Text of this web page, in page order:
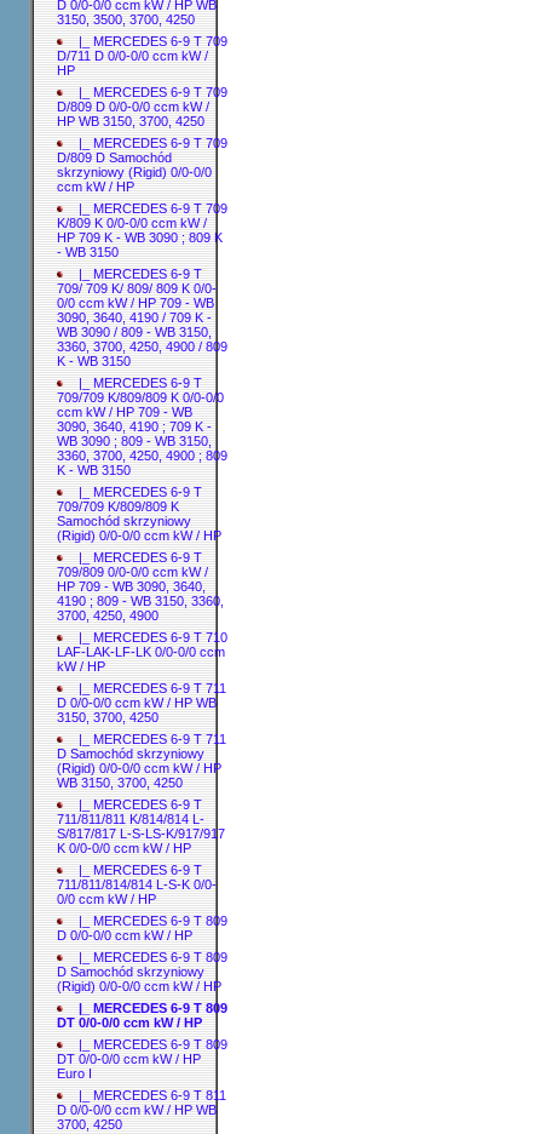
D 0/0-0/0 ccm kW / HP WB
3150, 3500, 3700, 4250
|_ MERCEDES 6-9 T 709
D/711 D 0/0-0/0 ccm kW /
HP
|_ MERCEDES 6-9 T 709
D/809 D 0/0-0/0 ccm kW /
HP WB 3150, 3700, 4250
|_ MERCEDES 6-9 T 709
D/809 D Samochód
skrzyniowy (Rigid) 0/0-0/0
ccm kW / HP
|_ MERCEDES 6-9 T 709
K/809 K 0/0-0/0 ccm kW /
HP 709 K - WB 3090 ; 809 K
- WB 3150
|_ MERCEDES 6-9 T
709/ 709 K/ 809/ 809 K 0/0-
0/0 ccm kW / HP 709 - WB
3090, 3640, 4190 / 709 K -
WB 3090 / 809 - WB 3150,
3360, 3700, 4250, 4900 / 809
K - WB 3150
|_ MERCEDES 6-9 T
709/709 K/809/809 K 0/0-0/0
ccm kW / HP 709 - WB
3090, 3640, 4190 ; 709 K -
WB 3090 ; 809 - WB 3150,
3360, 3700, 4250, 4900 ; 809
K - WB 3150
|_ MERCEDES 6-9 T
709/709 K/809/809 K
Samochód skrzyniowy
(Rigid) 0/0-0/0 ccm kW / HP
|_ MERCEDES 6-9 T
709/809 0/0-0/0 ccm kW /
HP 709 - WB 3090, 3640,
4190 ; 809 - WB 3150, 3360,
3700, 4250, 4900
|_ MERCEDES 6-9 T 710
LAF-LAK-LF-LK 0/0-0/0 ccm
kW / HP
|_ MERCEDES 6-9 T 711
D 0/0-0/0 ccm kW / HP WB
3150, 3700, 4250
|_ MERCEDES 6-9 T 711
D Samochód skrzyniowy
(Rigid) 0/0-0/0 ccm kW / HP
WB 3150, 3700, 4250
|_ MERCEDES 6-9 T
711/811/811 K/814/814 L-
S/817/817 L-S-LS-K/917/917
K 0/0-0/0 ccm kW / HP
|_ MERCEDES 6-9 T
711/811/814/814 L-S-K 0/0-
0/0 ccm kW / HP
|_ MERCEDES 6-9 T 809
D 0/0-0/0 ccm kW / HP
|_ MERCEDES 6-9 T 809
D Samochód skrzyniowy
(Rigid) 0/0-0/0 ccm kW / HP
|_ MERCEDES 6-9 T 809
DT 0/0-0/0 ccm kW / HP
|_ MERCEDES 6-9 T 809
DT 0/0-0/0 ccm kW / HP
Euro I
|_ MERCEDES 6-9 T 811
D 0/0-0/0 ccm kW / HP WB
3700, 4250